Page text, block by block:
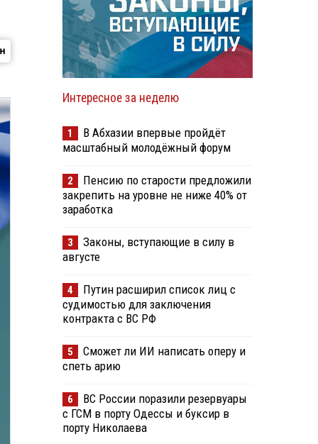
Интересное за неделю
1
В Абхазии впервые пройдёт
масштабный молодёжный форум
2
Пенсию по старости предложили
закрепить на уровне не ниже 40% от
заработка
3
Законы, вступающие в силу в
августе
4
Путин расширил список лиц с
судимостью для заключения
контракта с ВС РФ
5
Сможет ли ИИ написать оперу и
спеть арию
6
ВС России поразили резервуары
с ГСМ в порту Одессы и буксир в
порту Николаева